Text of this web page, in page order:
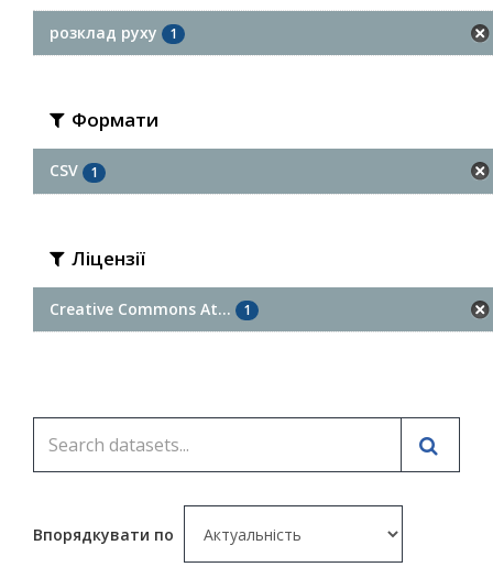
розклад руху 1
Формати
CSV 1
Ліцензії
Creative Commons At... 1
Впорядкувати по